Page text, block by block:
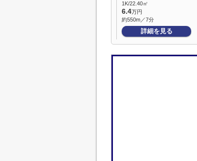
1K/22.40㎡
6.4万円
約550m／7分
詳細を見る